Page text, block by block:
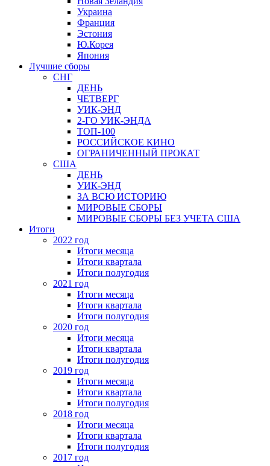
Украина
Франция
Эстония
Ю.Корея
Япония
Лучшие сборы
СНГ
ДЕНЬ
ЧЕТВЕРГ
УИК-ЭНД
2-ГО УИК-ЭНДА
ТОП-100
РОССИЙСКОЕ КИНО
ОГРАНИЧЕННЫЙ ПРОКАТ
США
ДЕНЬ
УИК-ЭНД
ЗА ВСЮ ИСТОРИЮ
МИРОВЫЕ СБОРЫ
МИРОВЫЕ СБОРЫ БЕЗ УЧЕТА США
Итоги
2022 год
Итоги месяца
Итоги квартала
Итоги полугодия
2021 год
Итоги месяца
Итоги квартала
Итоги полугодия
2020 год
Итоги месяца
Итоги квартала
Итоги полугодия
2019 год
Итоги месяца
Итоги квартала
Итоги полугодия
2018 год
Итоги месяца
Итоги квартала
Итоги полугодия
2017 год